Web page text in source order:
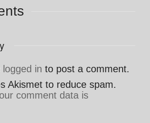
logged in to post a comment.
Akismet to reduce spam.
comment data is